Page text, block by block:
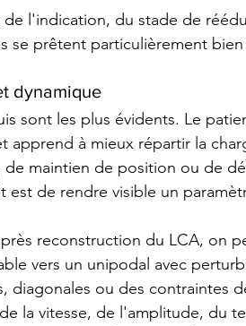
l'indication, du stade de
se prêtent particulièrement bien
dynamique
sont les plus évidents. Le
apprend à mieux répartir la
maintien de position ou de
est de rendre visible un
reconstruction du LCA, on
vers un unipodal avec
diagonales ou des contraintes
la vitesse, de l'amplitude, du